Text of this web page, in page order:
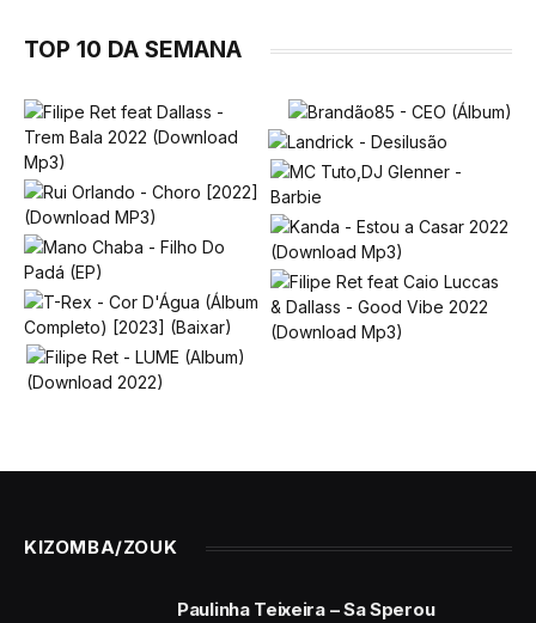
TOP 10 DA SEMANA
KIZOMBA/ZOUK
Paulinha Teixeira – Sa Sperou